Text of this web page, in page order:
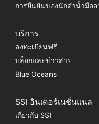
การยืนยันของนักดำน้ำมือ
บริการ
ลงทะเบียนฟรี
บล็อกและข่าวสาร
Blue Oceans
SSI อินเตอร์เนชั่นแนล
เกี่ยวกับ SSI